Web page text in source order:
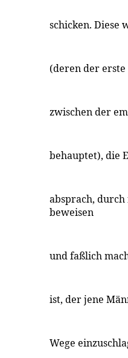
schicken. Diese
(deren der
zwischen der
behauptet), die
absprach,
beweisen
und faßlich
ist, der jene
Wege